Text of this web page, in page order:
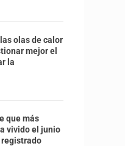
olas de calor
mejor el
la
que más
vivido el junio